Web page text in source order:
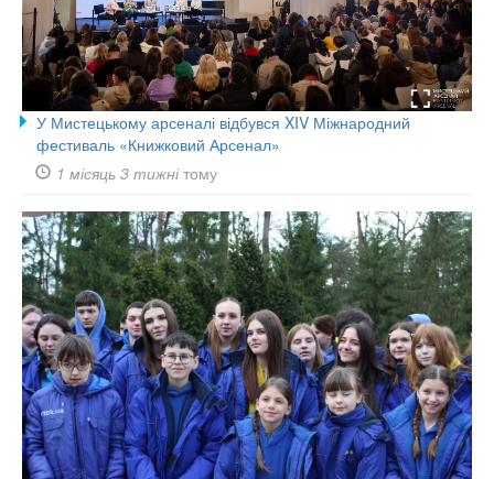
У Мистецькому арсеналі відбувся XIV Міжнародний
фестиваль «Книжковий Арсенал»
1 місяць 3 тижнітому